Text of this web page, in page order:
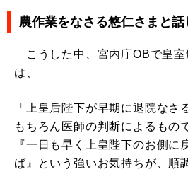
農作業をなさる悠仁さまと
こうした中、宮内庁OBで皇室
は、
「上皇后陛下が早期に退院なさ
もちろん医師の判断によるもの
『一日も早く上皇陛下のお側に
ば』という強いお気持ちが、順